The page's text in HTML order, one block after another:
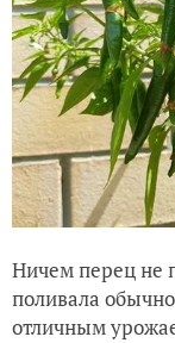
Ничем перец не
поливала
отличным